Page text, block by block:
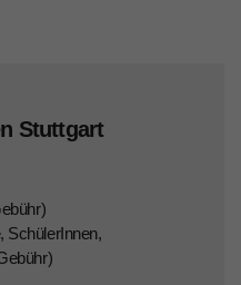
Stuttgart
SchülerInnen,